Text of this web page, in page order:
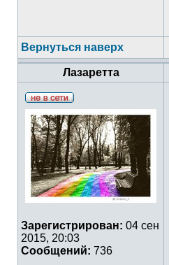
Вернуться наверх
Лазаретта
Зарегистрирован: 04 сен
2015, 20:03
Сообщений: 736